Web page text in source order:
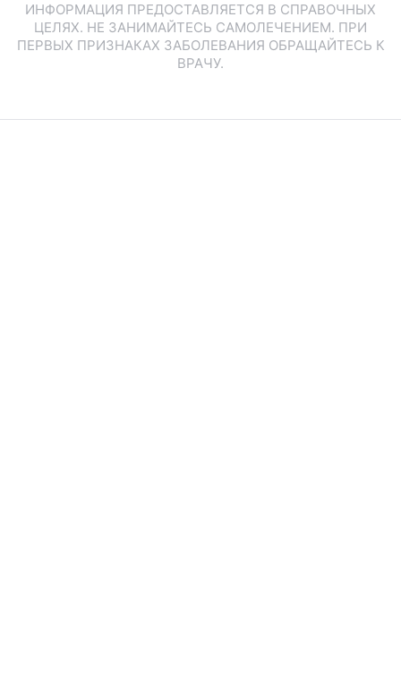
ИНФОРМАЦИЯ ПРЕДОСТАВЛЯЕТСЯ В СПРАВОЧНЫХ
ЦЕЛЯХ. НЕ ЗАНИМАЙТЕСЬ САМОЛЕЧЕНИЕМ. ПРИ
ПЕРВЫХ ПРИЗНАКАХ ЗАБОЛЕВАНИЯ ОБРАЩАЙТЕСЬ К
ВРАЧУ.